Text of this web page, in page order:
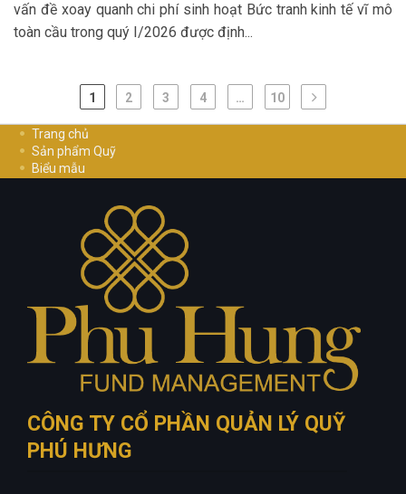
vấn đề xoay quanh chi phí sinh hoạt Bức tranh kinh tế vĩ mô
toàn cầu trong quý I/2026 được định...
1 2 3 4 … 10
Trang chủ
Sản phẩm Quỹ
Biểu mẫu
Cơ Hội Nghề Nghiệp
Chính sách bảo mật
CÔNG TY CỔ PHẦN QUẢN LÝ QUỸ
PHÚ HƯNG